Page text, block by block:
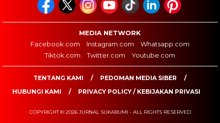
MEDIA NETWORK
Facebook.com
Instagram.com
Whatsapp.com
Tiktok.com
Twitter.com Youtube.com
TENTANG KAMI
PEDOMAN MEDIA SIBER
HUBUNGI KAMI
PRIVACY POLICY / KEBIJAKAN PRIVASI
COPYRIGHT © 2026 JURNAL SUKABUMI - ALL RIGHTS RESERVED